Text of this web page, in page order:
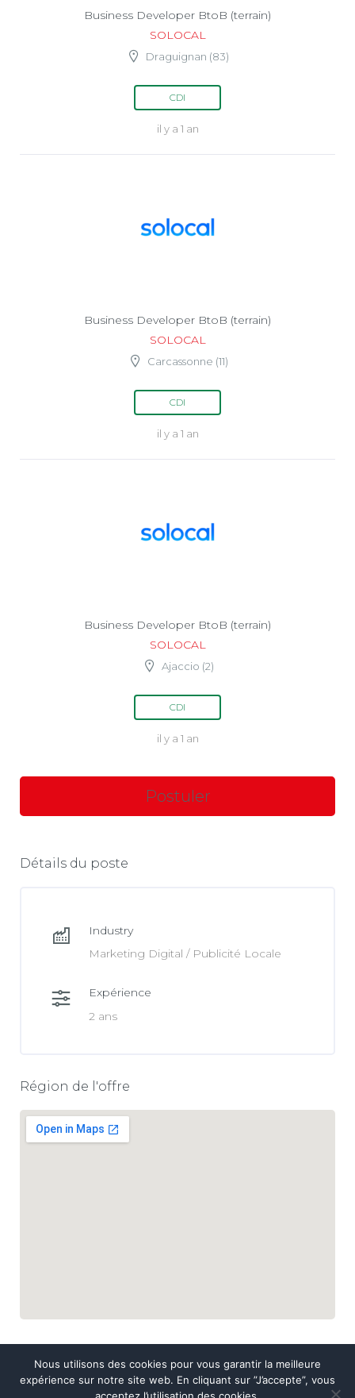
Business Developer BtoB (terrain)
SOLOCAL
Draguignan (83)
CDI
il y a 1 an
Business Developer BtoB (terrain)
SOLOCAL
Carcassonne (11)
CDI
il y a 1 an
Business Developer BtoB (terrain)
SOLOCAL
Ajaccio (2)
CDI
il y a 1 an
Détails du poste
Industry
Marketing Digital / Publicité Locale
Expérience
2 ans
Région de l'offre
Nous utilisons des cookies pour vous garantir la meilleure
expérience sur notre site web. En cliquant sur ”J’accepte”, vous